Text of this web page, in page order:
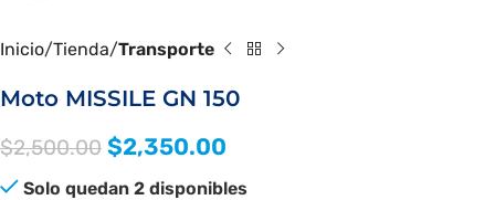
Inicio Tienda Transporte
Moto MISSILE GN 150
$2,500.00 $2,350.00
Solo quedan 2 disponibles